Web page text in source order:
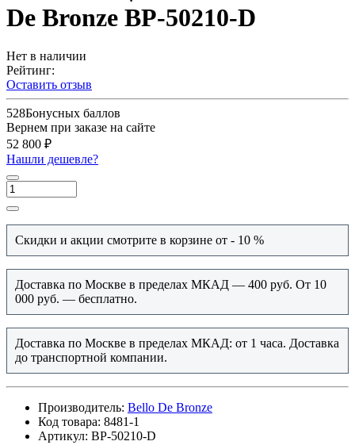
De Bronze BP-50210-D
Нет в наличии
Рейтинг:
Оставить отзыв
528Бонусных баллов
Вернем при заказе на сайте
52 800 ₽
Нашли дешевле?
Скидки и акции смотрите в корзине от - 10 %
Доставка по Москве в пределах МКАД — 400 руб. От 10
000 руб. — бесплатно.
Доставка по Москве в пределах МКАД: от 1 часа. Доставка
до транспортной компании.
Производитель: Bello De Bronze
Код товара: 8481-1
Артикул: BP-50210-D